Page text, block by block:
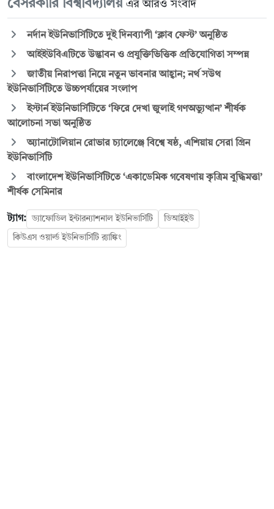
বেসরকারি বিশ্ববিদ্যালয় এর আরও সংবাদ
নর্দান ইউনিভার্সিটিতে দুই দিনব্যাপী ‘ক্লাব ফেস্ট’ অনুষ্ঠিত
আইইউবিএটিতে উদ্ভাবন ও প্রযুক্তিভিত্তিক প্রতিযোগিতা সম্পন্ন
জাতীয় নিরাপত্তা নিয়ে নতুন ভাবনার আহ্বান; নর্থ সউথ
ইউনিভার্সিটিতে উচ্চপর্যায়ের সংলাপ
ইস্টার্ন ইউনিভার্সিটিতে ‘ফিরে দেখা জুলাই গণঅভ্যুত্থান’ শীর্ষক
আলোচনা সভা অনুষ্ঠিত
অ্যানাটোলিয়ান রোভার চ্যালেঞ্জে বিশ্বে ষষ্ঠ, এশিয়ায় সেরা গ্রিন
ইউনিভার্সিটি
বাংলাদেশ ইউনিভার্সিটিতে ‘একাডেমিক গবেষণায় কৃত্রিম বুদ্ধিমত্তা’
শীর্ষক সেমিনার
ট্যাগ: ড্যাফোডিল ইন্টারন্যাশনাল ইউনিভার্সিটি ডিআইইউ
কিউএস ওয়ার্ল্ড ইউনিভার্সিটি র‌্যাঙ্কিং